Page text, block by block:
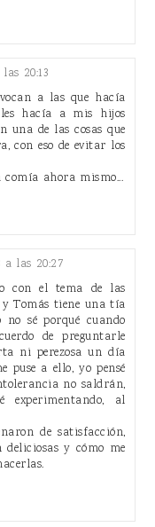
20:13
a las que hacía
hacía a mis hijos
una de las cosas que
con eso de evitar los
comía ahora mismo...
a las 20:27
con el tema de las
Tomás tiene una tía
no sé porqué cuando
de preguntarle
ni perezosa un día
puse a ello, yo pensé
no saldrán,
al
de satisfacción,
deliciosas y cómo me